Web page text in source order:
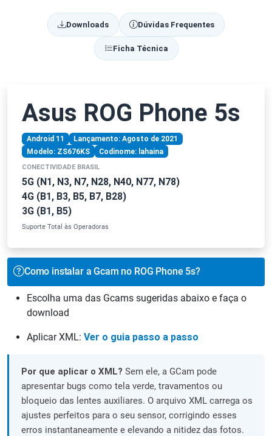
Downloads Dúvidas Frequentes
Ficha Técnica
Asus ROG Phone 5s
Android 11
Lançamento: Agosto de 2021
Modelo: ZS676KS
Codinome: lahaina
CONECTIVIDADE BRASIL
5G (N1, N3, N7, N28, N40, N77, N78)
4G (B1, B3, B5, B7, B28)
3G (B1, B5)
Suporte Total às Operadoras
Como instalar a Gcam no ROG Phone 5s?
Escolha uma das Gcams sugeridas abaixo e faça o
download
Aplicar XML: Ver o guia passo a passo
Por que aplicar o XML? Sem ele, a GCam pode
apresentar bugs como tela verde, travamentos ou
bloqueio das lentes auxiliares. O arquivo XML carrega os
ajustes perfeitos para o seu sensor, corrigindo esses
erros instantaneamente e elevando a nitidez das fotos.